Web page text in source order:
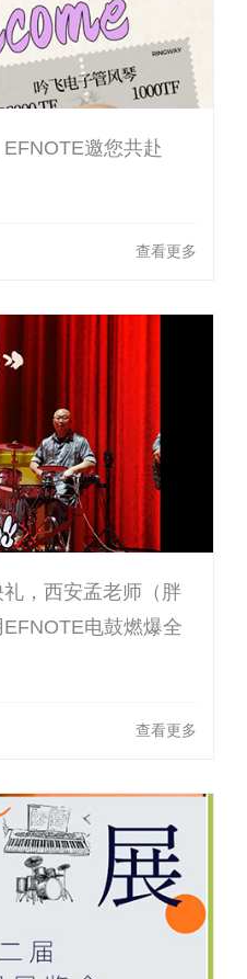
邀您共赴
查看更多
，西安孟老师（胖
电鼓燃爆全
查看更多